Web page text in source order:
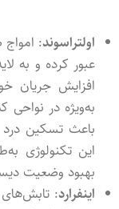
اولتراسوند: امواج
عبور کرده و به
افزایش
به‌ویژه در نواحی
باعث تسکین
این تکنولوژی
بهبود وضعیت
اینفرارد: